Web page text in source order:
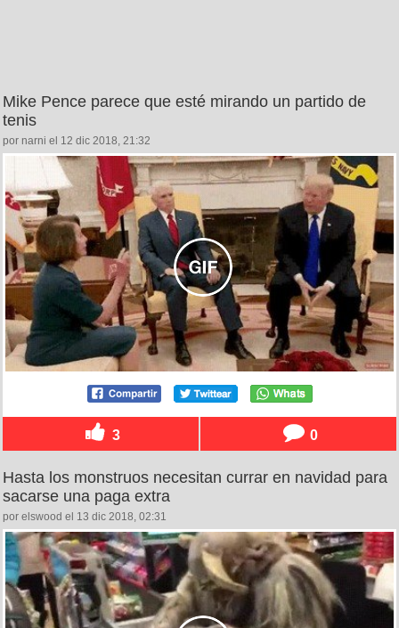
Mike Pence parece que esté mirando un partido de
tenis
por narni el 12 dic 2018, 21:32
3 0
Hasta los monstruos necesitan currar en navidad para
sacarse una paga extra
por elswood el 13 dic 2018, 02:31